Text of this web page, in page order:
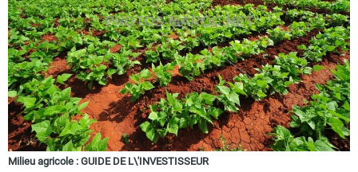
Milieu agricole : GUIDE DE L\'INVESTISSEUR